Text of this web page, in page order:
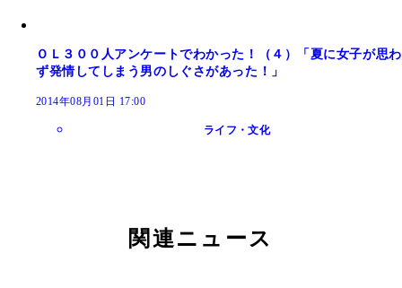
ＯＬ３００人アンケートでわかった！（４）「夏に女子が思わ
ず発情してしまう男のしぐさがあった！」
2014年08月01日 17:00
ライフ・文化
関連ニュース